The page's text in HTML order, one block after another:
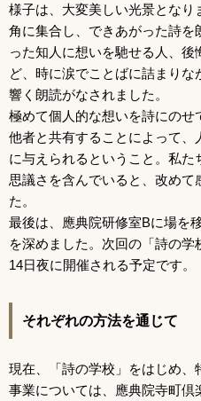
様子は、大変美しい光景とな
角に集合し、できあがった詩
った知人に想いを馳せる人、
ど、時に涙でことばに詰まり
響く朗読がなされました。
極めて個人的な想いを詩にの
他者と共有することによって
に与えられるということ。私
思議さを含んでいると、改め
た。
最後は、應典院研修室Bに場を
を深めました。次回の「詩の学
14日夜に開催される予定です。
それぞれの方法を通じて
現在、「詩の学校」をはじめ
事業については、應典院寺町